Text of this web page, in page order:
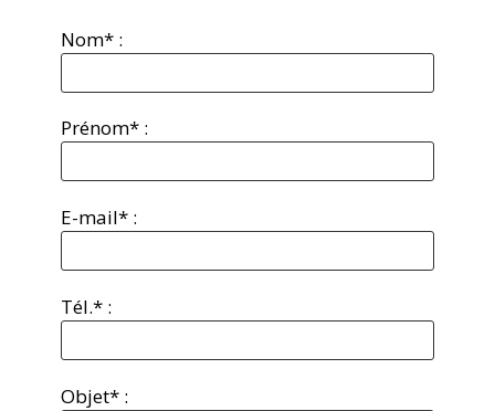
Nom* :
Prénom* :
E-mail* :
Tél.* :
Objet* :